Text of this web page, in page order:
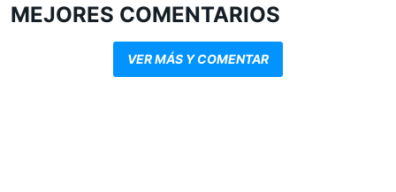
MEJORES COMENTARIOS
VER MÁS Y COMENTAR